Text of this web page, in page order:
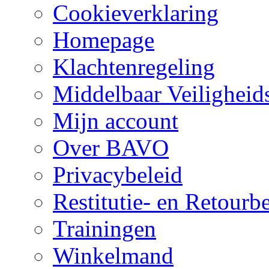
Cookieverklaring
Homepage
Klachtenregeling
Middelbaar
Mijn account
Over BAVO
Privacybeleid
Restitutie- en
Trainingen
Winkelmand